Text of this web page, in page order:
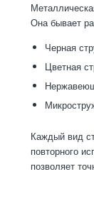
Она бывает
Черная
Цветная
Каждый вид
повторного
позволяет